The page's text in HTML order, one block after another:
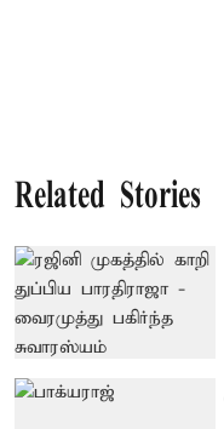
Related Stories